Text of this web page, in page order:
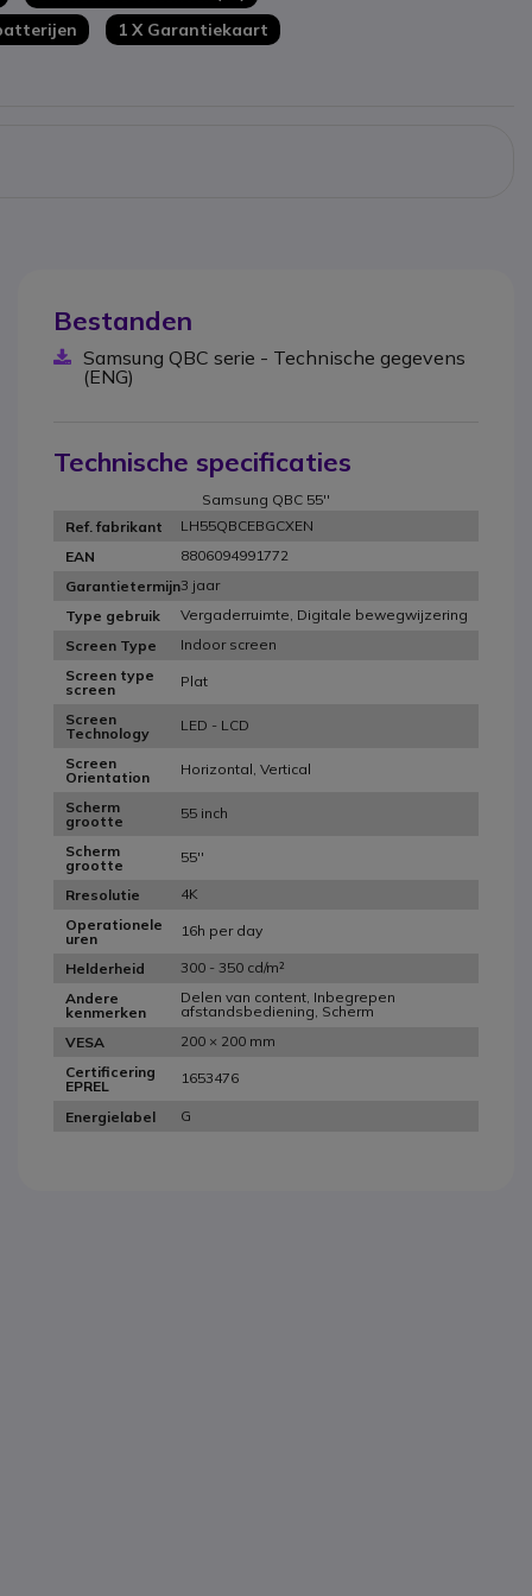
1 X Garantiekaart
Bestanden
Samsung QBC serie - Technische gegevens
(ENG)
Technische specificaties
Samsung QBC 55''
Ref. fabrikant
LH55QBCEBGCXEN
EAN
8806094991772
Garantietermijn3 jaar
Type gebruik
Vergaderruimte, Digitale bewegwijzering
Screen Type
Indoor screen
Screen type
screen
Plat
Screen
Technology
LED - LCD
Screen
Orientation
Horizontal, Vertical
Scherm
grootte
55 inch
Scherm
grootte
55''
Rresolutie
4K
Operationele
uren
16h per day
Helderheid
300 - 350 cd/m²
Andere
kenmerken
Delen van content, Inbegrepen
afstandsbediening, Scherm
VESA
200 × 200 mm
Certificering
EPREL
1653476
Energielabel G